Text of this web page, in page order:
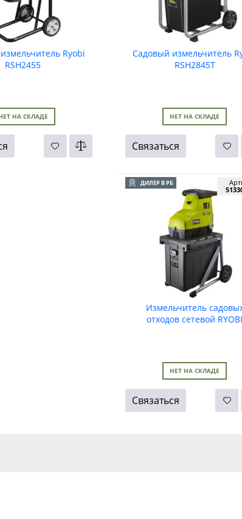
Ryobi
RSH2455
НА СКЛАДЕ
Садовый измельчитель
RSH2845T
НЕТ НА СКЛАДЕ
Связаться
ДИЛЕР В РБ
Измельчитель
отходов сетевой RYOBI
НЕТ НА СКЛАДЕ
Связаться